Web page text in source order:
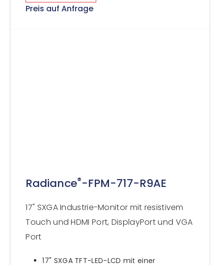
Preis auf Anfrage
Radiance®-FPM-717-R9AE
17" SXGA Industrie-Monitor mit resistivem
Touch und HDMI Port, DisplayPort und VGA
Port
17" SXGA TFT-LED-LCD mit einer